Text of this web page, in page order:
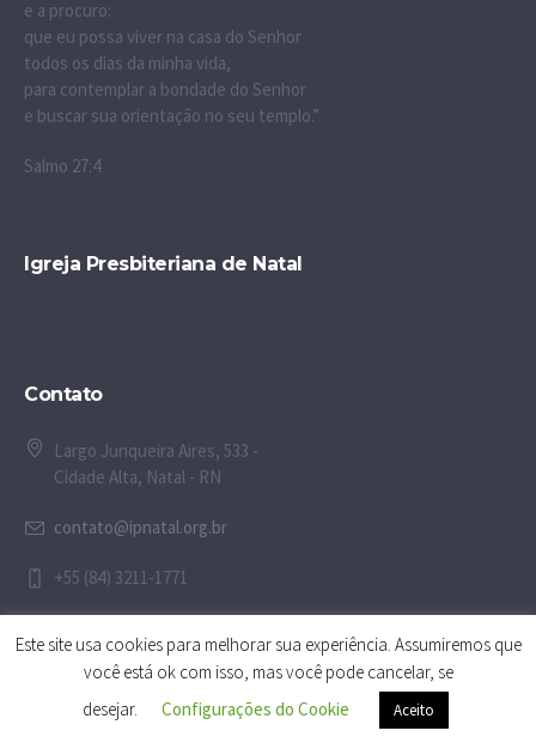
e a procuro:
que eu possa viver na casa do Senhor
todos os dias da minha vida,
para contemplar a bondade do Senhor
e buscar sua orientação no seu templo.”
Salmo 27:4
Igreja Presbiteriana de Natal
Contato
Largo Junqueira Aires, 533 -
Cidade Alta, Natal - RN
contato@ipnatal.org.br
+55 (84) 3211-1771
Este site usa cookies para melhorar sua experiência. Assumiremos que
você está ok com isso, mas você pode cancelar, se
desejar.
Configurações do Cookie Aceito